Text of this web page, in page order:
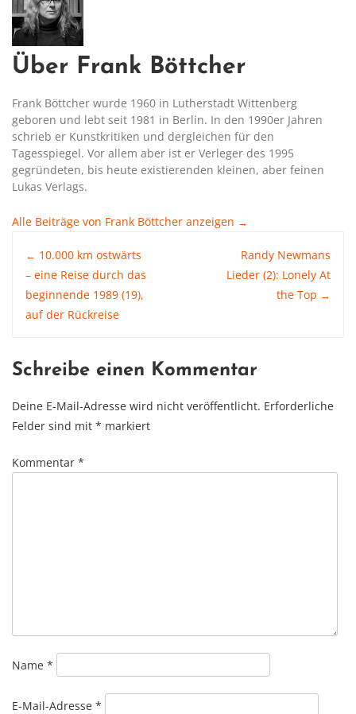
Über Frank Böttcher
Frank Böttcher wurde 1960 in Lutherstadt Wittenberg
geboren und lebt seit 1981 in Berlin. In den 1990er Jahren
schrieb er Kunstkritiken und dergleichen für den
Tagesspiegel. Vor allem aber ist er Verleger des 1995
gegründeten, bis heute existierenden kleinen, aber feinen
Lukas Verlags.
Alle Beiträge von Frank Böttcher anzeigen →
Post
navigation
← 10.000 km ostwärts
– eine Reise durch das
beginnende 1989 (19),
auf der Rückreise
Randy Newmans
Lieder (2): Lonely At
the Top →
Schreibe einen Kommentar
Deine E-Mail-Adresse wird nicht veröffentlicht. Erforderliche
Felder sind mit * markiert
Kommentar *
Name *
E-Mail-Adresse *